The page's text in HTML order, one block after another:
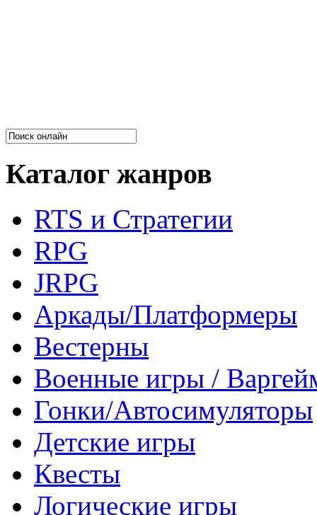
Каталог жанров
RTS и Стратегии
RPG
JRPG
Аркады/Платформеры
Вестерны
Военные игры /
Гонки/Автосимуляторы
Детские игры
Квесты
Логические игры